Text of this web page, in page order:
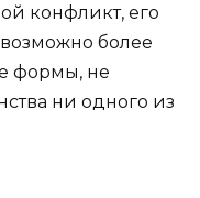
конфликт, его
более
формы, не
ни одного из